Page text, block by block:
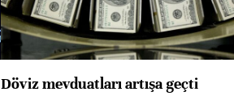
Döviz mevduatları artışa geçti